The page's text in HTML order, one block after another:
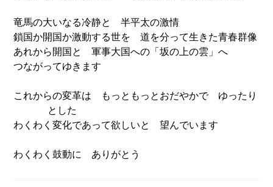
竜馬の大いなる冷静と 半平太の激情
鎖国か開国か激動する世を 道を分って生きた青春群像
あれから開国と 軍事大国への「坂の上の雲」へ
つながってゆきます
これからの変革は もっともっとおだやかで ゆったり
とした
わくわく変化であって欲しいと 望んでいます
わくわく鼓動に ありがとう